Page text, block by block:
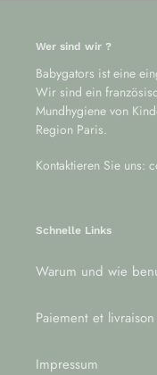
Wer sind wir ?
Babygators ist eine
Wir sind ein
Mundhygiene von
Region Paris.
Kontaktieren Sie uns:
Schnelle Links
Warum und wie
Paiement et livraison
Impressum